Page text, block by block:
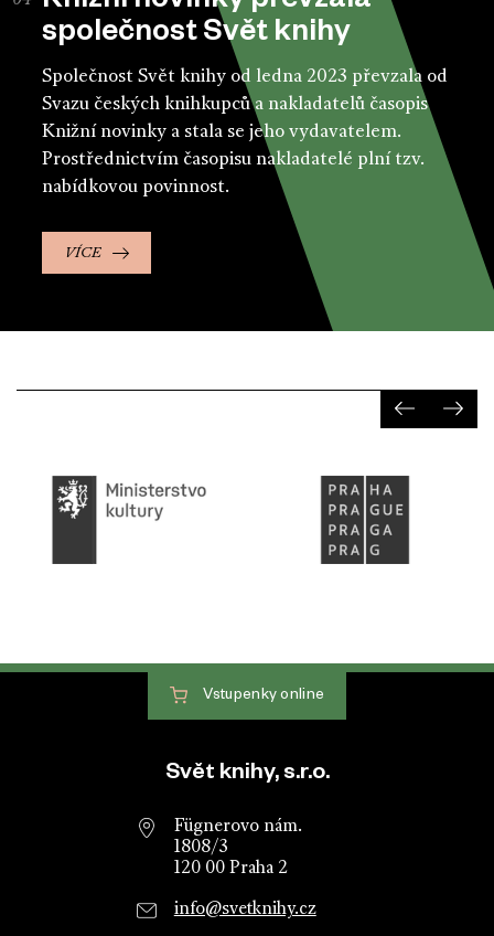
společnost Svět knihy
Společnost Svět knihy od ledna 2023 převzala od
Svazu českých knihkupců a nakladatelů časopis
Knižní novinky a stala se jeho vydavatelem.
Prostřednictvím časopisu nakladatelé plní tzv.
nabídkovou povinnost.
VÍCE
Patička webu
Vstupenky online
Svět knihy, s.r.o.
Fügnerovo nám.
1808/3
120 00 Praha 2
info@svetknihy.cz